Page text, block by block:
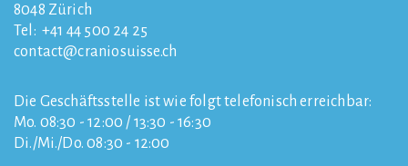
8048 Zürich
Tel: +41 44 500 24 25
contact
craniosuisse.ch
Die Geschäftsstelle ist wie folgt telefonisch erreichbar:
Mo. 08:30 - 12:00 / 13:30 - 16:30
Di./Mi./Do. 08:30 - 12:00